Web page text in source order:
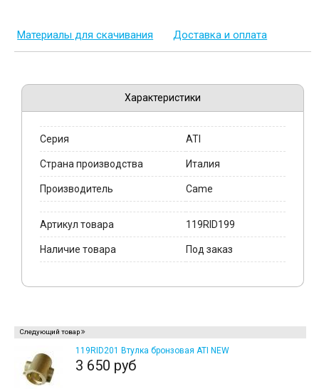
Материалы для скачивания Доставка и оплата
Характеристики
Серия ATI
Страна производства Италия
Производитель Came
Артикул товара 119RID199
Наличие товара Под заказ
Следующий товар
119RID201 Втулка бронзовая ATI NEW
3 650 руб